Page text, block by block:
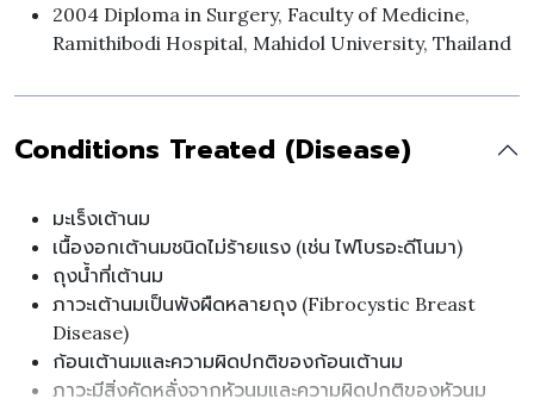
2004 Diploma in Surgery, Faculty of Medicine,
Ramithibodi Hospital, Mahidol University, Thailand
Conditions Treated (Disease)
มะเร็งเต้านม
เนื้องอกเต้านมชนิดไม่ร้ายแรง (เช่น ไฟโบรอะดีโนมา)
ถุงน้ำที่เต้านม
ภาวะเต้านมเป็นพังผืดหลายถุง (Fibrocystic Breast
Disease)
ก้อนเต้านมและความผิดปกติของก้อนเต้านม
ภาวะมีสิ่งคัดหลั่งจากหัวนมและความผิดปกติของหัวนม